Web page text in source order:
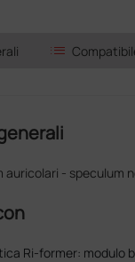
list
auricolari - speculum
Ri-former: modulo